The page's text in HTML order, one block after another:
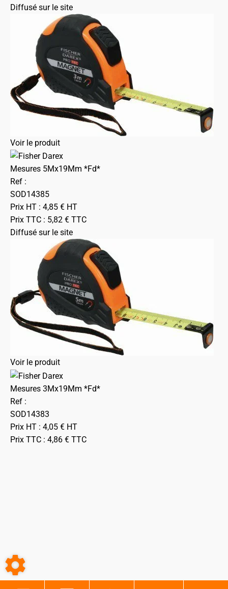
Diffusé sur le site
Voir le produit
Mesures 5Mx19Mm *Fd*
Ref :
SOD14385
Prix HT : 4,85 € HT
Prix TTC : 5,82 € TTC
Diffusé sur le site
Voir le produit
Mesures 3Mx19Mm *Fd*
Ref :
SOD14383
Prix HT : 4,05 € HT
Prix TTC : 4,86 € TTC